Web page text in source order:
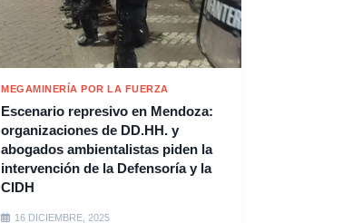
MEGAMINERÍA POR LA FUERZA
Escenario represivo en Mendoza:
organizaciones de DD.HH. y
abogados ambientalistas piden la
intervención de la Defensoría y la
CIDH
16 DICIEMBRE, 2025